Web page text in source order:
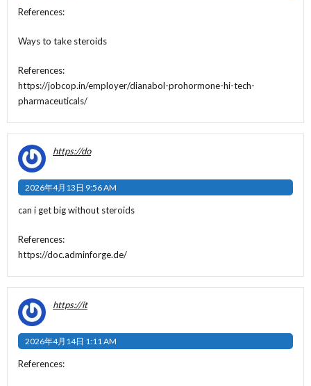
References:
Ways to take steroids
References:
https://jobcop.in/employer/dianabol-prohormone-hi-tech-
pharmaceuticals/
https://do
2026年4月13日 9:56 AM
can i get big without steroids
References:
https://doc.adminforge.de/
https://it
2026年4月14日 1:11 AM
References: